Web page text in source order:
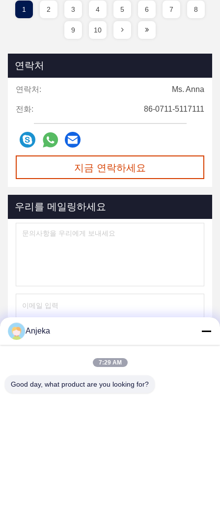
1 2 3 4 5 6 7 8
9 10
연락처
연락처: Ms. Anna
전화: 86-0711-5117111
지금 연락하세요
우리를 메일링하세요
Anjeka
7:29 AM
Good day, what product are you looking for?